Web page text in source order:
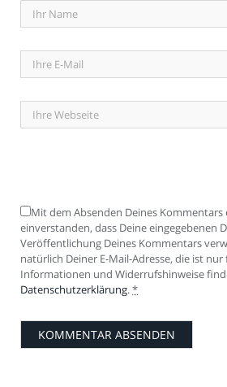
Mit dem Absenden Deines
einverstanden, dass Deine eingegebenen
Veröffentlichung Deines Kommentars
natürlich Deiner E-Mail-Adresse, die ist
Informationen und Widerrufshinweise
Datenschutzerklärung.*